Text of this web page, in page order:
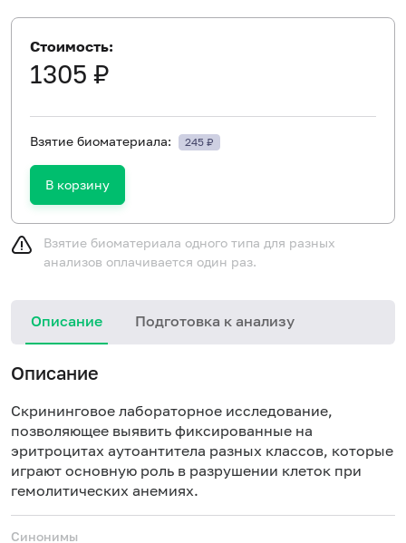
Стоимость:
1305 ₽
Взятие биоматериала: 245 ₽
В корзину
Взятие биоматериала одного типа для разных
анализов оплачивается один раз.
Описание Подготовка к анализу
Описание
Скрининговое лабораторное исследование,
позволяющее выявить фиксированные на
эритроцитах аутоантитела разных классов, которые
играют основную роль в разрушении клеток при
гемолитических анемиях.
Синонимы